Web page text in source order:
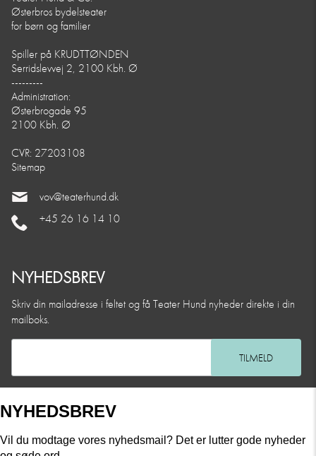
Østerbros bydelsteater
for børn og familier
Spiller på KRUDTTØNDEN
Serridslevvej 2, 2100 Kbh. Ø
---------
Administration:
Østerbrogade 95
2100 Kbh. Ø
CVR: 27203108
Sitemap
vov@teaterhund.dk
+45 26 16 14 10
NYHEDSBREV
Skriv din mailadresse i feltet og få Teater Hund nyheder direkte i din
mailboks.
NYHEDSBREV
Vil du modtage vores nyhedsmail? Det er lutter gode nyheder